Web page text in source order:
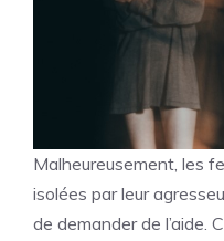
Malheureusement, les
isolées par leur
de demander de l’aide.